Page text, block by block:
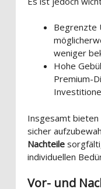
Begrenzte
weniger
Hohe
Premium-
Insgesamt bieten
sicher
Nachteile
individuellen
Vor- und